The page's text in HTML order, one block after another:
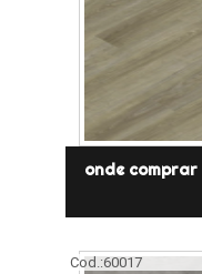
onde comprar
Cod.:60017